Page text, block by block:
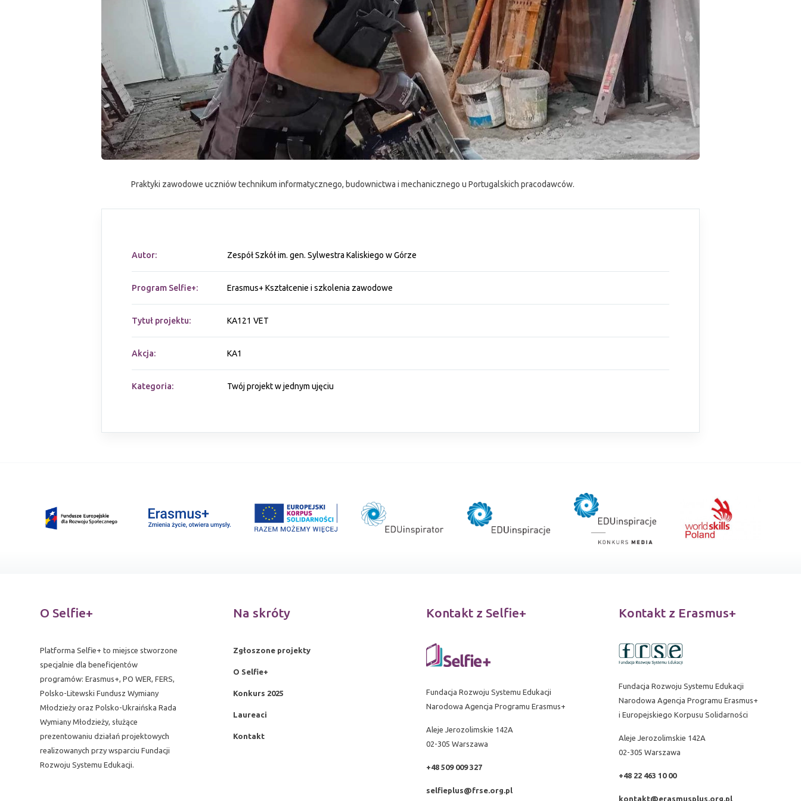
Praktyki zawodowe uczniów technikum informatycznego, budownictwa i mechanicznego u Portugalskich pracodawców.
Autor: Zespół Szkół im. gen. Sylwestra Kaliskiego w Górze
Program Selfie+: Erasmus+ Kształcenie i szkolenia zawodowe
Tytuł projektu: KA121 VET
Akcja: KA1
Kategoria: Twój projekt w jednym ujęciu
O Selfie+
Platforma Selfie+ to miejsce stworzone
specjalnie dla beneficjentów
programów: Erasmus+, PO WER, FERS,
Polsko-Litewski Fundusz Wymiany
Młodzieży oraz Polsko-Ukraińska Rada
Wymiany Młodzieży, służące
prezentowaniu działań projektowych
realizowanych przy wsparciu Fundacji
Rozwoju Systemu Edukacji.
Na skróty
Zgłoszone projekty
O Selfie+
Konkurs 2025
Laureaci
Kontakt
Kontakt z Selfie+
Fundacja Rozwoju Systemu Edukacji
Narodowa Agencja Programu Erasmus+
Aleje Jerozolimskie 142A
02-305 Warszawa
+48 509 009 327
selfieplus@frse.org.pl
Kontakt z Erasmus+
Fundacja Rozwoju Systemu Edukacji
Narodowa Agencja Programu Erasmus+
i Europejskiego Korpusu Solidarności
Aleje Jerozolimskie 142A
02-305 Warszawa
+48 22 463 10 00
kontakt@erasmusplus.org.pl